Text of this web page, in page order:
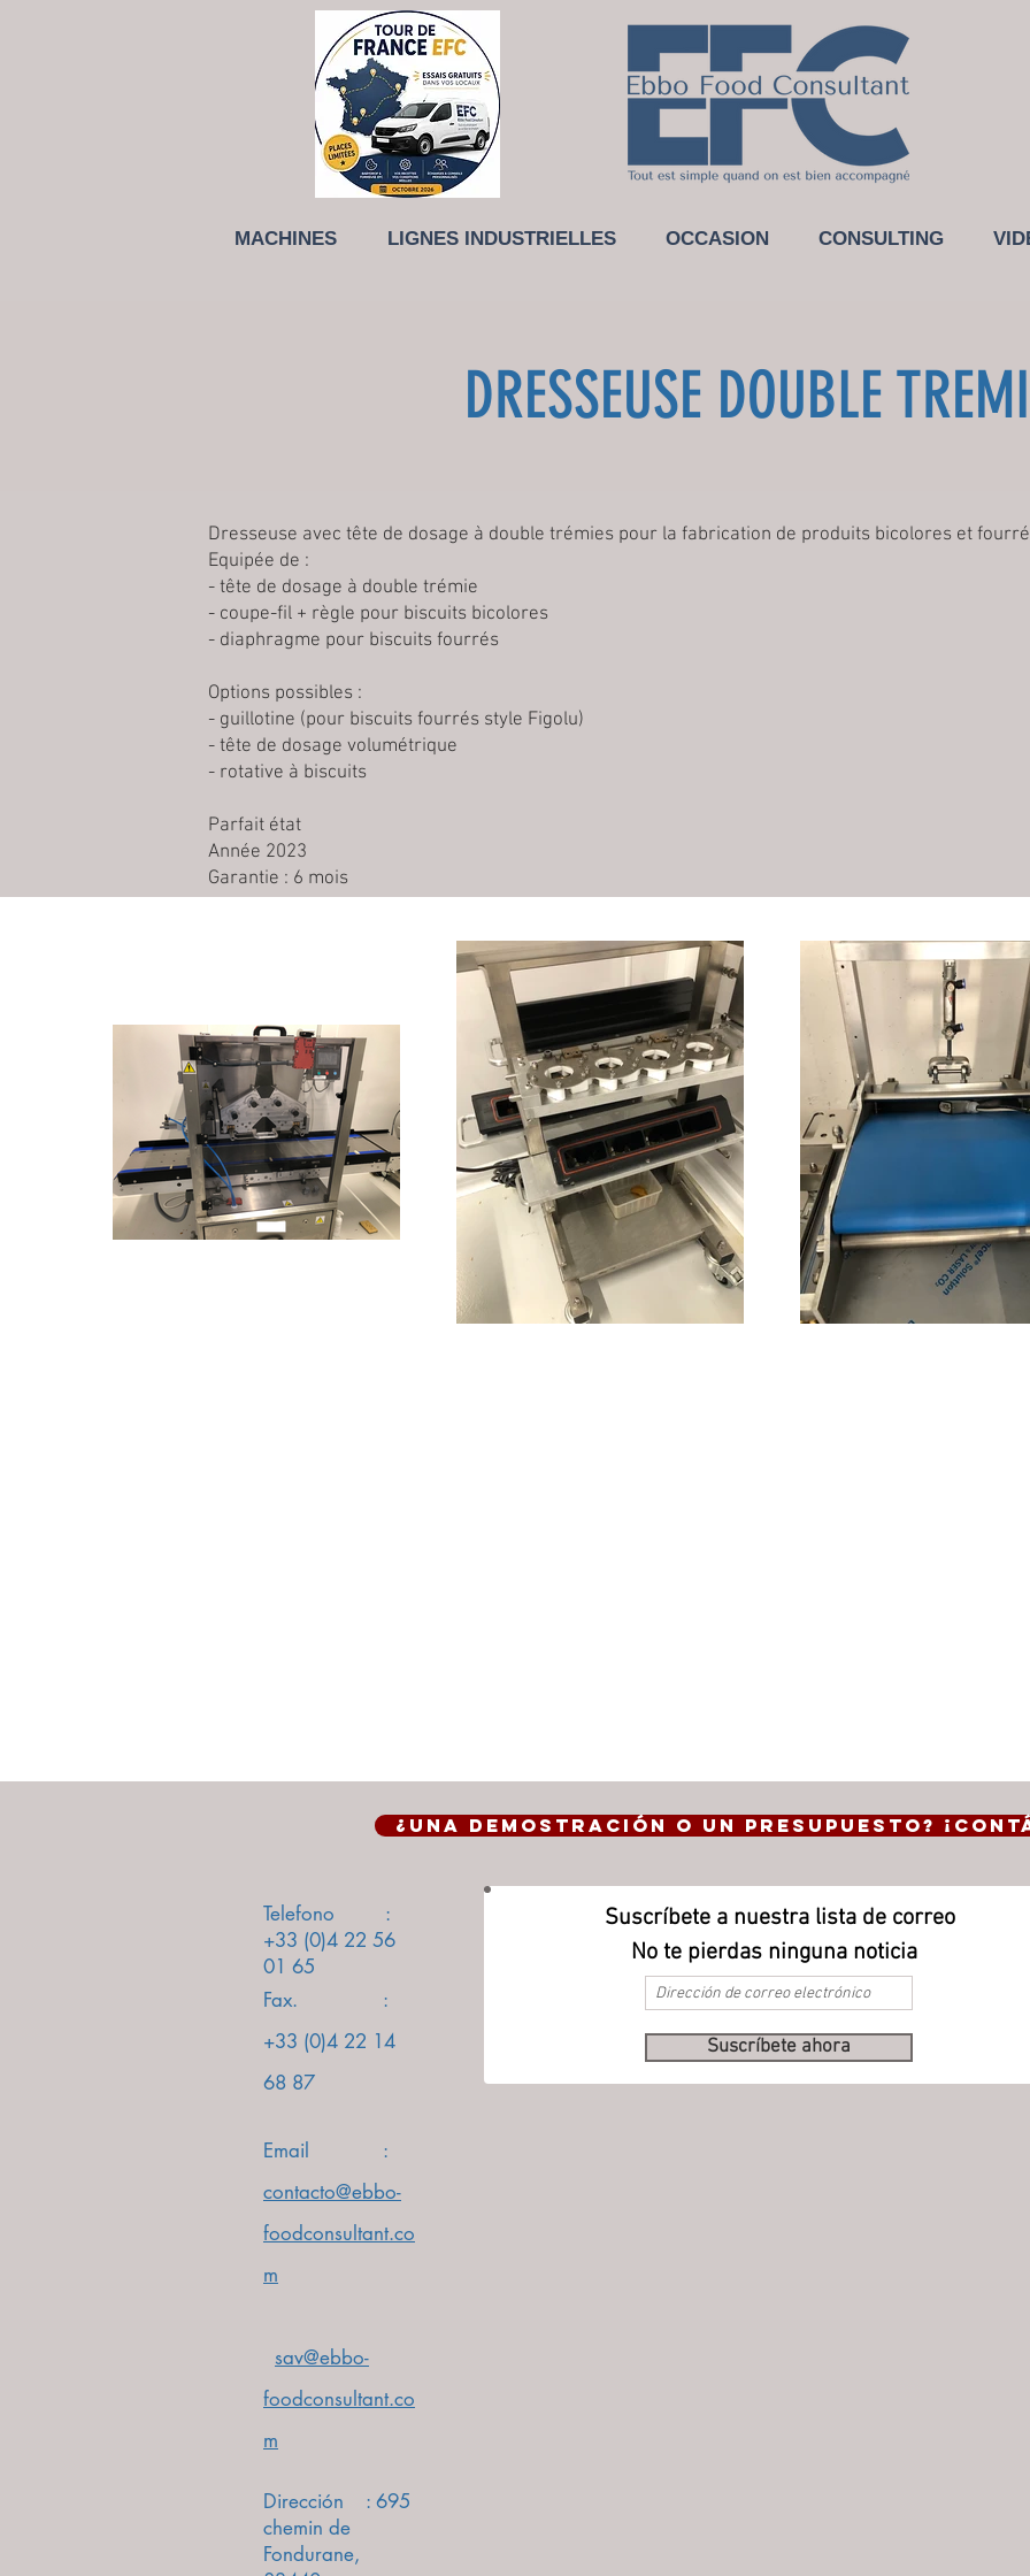
MACHINES LIGNES INDUSTRIELLES OCCASION CONSULTING
DRESSEUSE DOUBLE
Dresseuse avec tête de dosage à double trémies pour la fabrication de produits bicolores et
Equipée de :
- tête de dosage à double trémie
- coupe-fil + règle pour biscuits bicolores
- diaphragme pour biscuits fourrés
Options possibles :
- guillotine (pour biscuits fourrés style Figolu)
- tête de dosage volumétrique
- rotative à biscuits
Parfait état
Année 2023
Garantie : 6 mois
¿Una demostración o un presupuesto?
Telefono :
+33 (0)4 22 56
01 65
Fax. :
+33 (0)4 22 14
68 87
Email :
contacto@ebbo-
foodconsultant.co
m
sav@ebbo-
foodconsultant.co
m
Dirección : 695
chemin de
Fondurane,
Suscríbete a nuestra lista de correo
No te pierdas ninguna noticia
Suscríbete ahora